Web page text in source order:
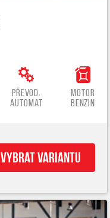
Převod.
automat
Motor
benzin
Vybrat variantu